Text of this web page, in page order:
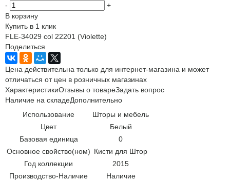
-
+
В корзину
Купить в 1 клик
FLE-34029 col 22201 (Violette)
Поделиться
Цена действительна только для интернет-магазина и может
отличаться от цен в розничных магазинах
ХарактеристикиОтзывы о товареЗадать вопрос
Наличие на складеДополнительно
Использование
Шторы и мебель
Цвет
Белый
Базовая единица
0
Основное свойство(ном) Кисти для Штор
Год коллекции
2015
Производство-Наличие
Наличие